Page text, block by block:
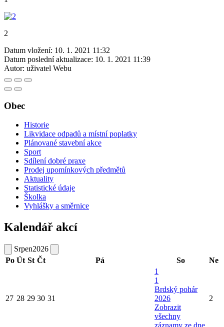
2
Datum vložení: 10. 1. 2021 11:32
Datum poslední aktualizace: 10. 1. 2021 11:39
Autor: uživatel Webu
Obec
Historie
Likvidace odpadů a místní poplatky
Plánované stavební akce
Sport
Sdílení dobré praxe
Prodej upomínkových předmětů
Aktuality
Statistické údaje
Školka
Vyhlášky a směrnice
Kalendář akcí
Srpen2026
Po Út St Čt Pá So Ne
27 28 29 30 31
1
1
Brdský pohár
2026
Zobrazit
všechny
2